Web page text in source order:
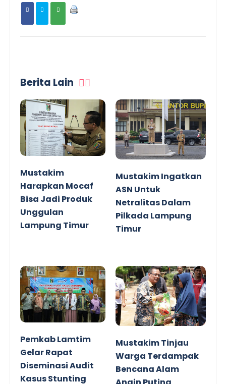
Berita Lain
Mustakim
Harapkan Mocaf
Bisa Jadi Produk
Unggulan
Lampung Timur
Mustakim Ingatkan
ASN Untuk
Netralitas Dalam
Pilkada Lampung
Timur
Pemkab Lamtim
Gelar Rapat
Diseminasi Audit
Kasus Stunting
Mustakim Tinjau
Warga Terdampak
Bencana Alam